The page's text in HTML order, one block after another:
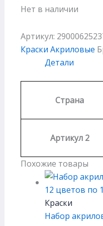
Нет в наличии
Артикул:
Краски Акриловые
Детали
Страна
Артикул 2
Похожие товары
Краски
Набор